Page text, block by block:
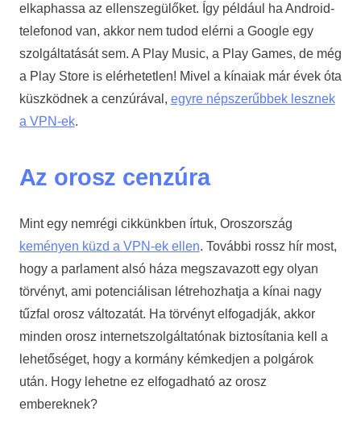
elkaphassa az ellenszegülőket. Így például ha Android-
telefonod van, akkor nem tudod elérni a Google egy
szolgáltatását sem. A Play Music, a Play Games, de még
a Play Store is elérhetetlen! Mivel a kínaiak már évek óta
küszködnek a cenzúrával, egyre népszerűbbek lesznek
a VPN-ek.
Az orosz cenzúra
Mint egy nemrégi cikkünkben írtuk, Oroszország
keményen küzd a VPN-ek ellen. További rossz hír most,
hogy a parlament alsó háza megszavazott egy olyan
törvényt, ami potenciálisan létrehozhatja a kínai nagy
tűzfal orosz változatát. Ha törvényt elfogadják, akkor
minden orosz internetszolgáltatónak biztosítania kell a
lehetőséget, hogy a kormány kémkedjen a polgárok
után. Hogy lehetne ez elfogadható az orosz
embereknek?